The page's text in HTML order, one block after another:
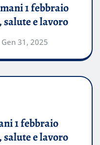
1 febbraio
e lavoro
Gen 31, 2025
1 febbraio
e lavoro